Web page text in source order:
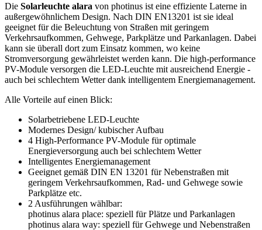
Die Solarleuchte alara von photinus ist eine effiziente Laterne in
außergewöhnlichem Design. Nach DIN EN13201 ist sie ideal
geeignet für die Beleuchtung von Straßen mit geringem
Verkehrsaufkommen, Gehwege, Parkplätze und Parkanlagen. Dabei
kann sie überall dort zum Einsatz kommen, wo keine
Stromversorgung gewährleistet werden kann. Die high-performance
PV-Module versorgen die LED-Leuchte mit ausreichend Energie -
auch bei schlechtem Wetter dank intelligentem Energiemanagement.
Alle Vorteile auf einen Blick:
Solarbetriebene LED-Leuchte
Modernes Design/ kubischer Aufbau
4 High-Performance PV-Module für optimale
Energieversorgung auch bei schlechtem Wetter
Intelligentes Energiemanagement
Geeignet gemäß DIN EN 13201 für Nebenstraßen mit
geringem Verkehrsaufkommen, Rad- und Gehwege sowie
Parkplätze etc.
2 Ausführungen wählbar:
photinus alara place: speziell für Plätze und Parkanlagen
photinus alara way: speziell für Gehwege und Nebenstraßen